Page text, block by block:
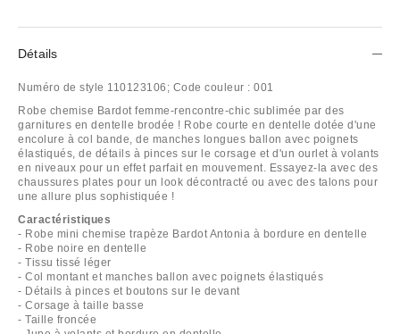
Détails
Numéro de style 110123106; Code couleur : 001
Robe chemise Bardot femme-rencontre-chic sublimée par des
garnitures en dentelle brodée ! Robe courte en dentelle dotée d'une
encolure à col bande, de manches longues ballon avec poignets
élastiqués, de détails à pinces sur le corsage et d'un ourlet à volants
en niveaux pour un effet parfait en mouvement. Essayez-la avec des
chaussures plates pour un look décontracté ou avec des talons pour
une allure plus sophistiquée !
Caractéristiques
- Robe mini chemise trapèze Bardot Antonia à bordure en dentelle
- Robe noire en dentelle
- Tissu tissé léger
- Col montant et manches ballon avec poignets élastiqués
- Détails à pinces et boutons sur le devant
- Corsage à taille basse
- Taille froncée